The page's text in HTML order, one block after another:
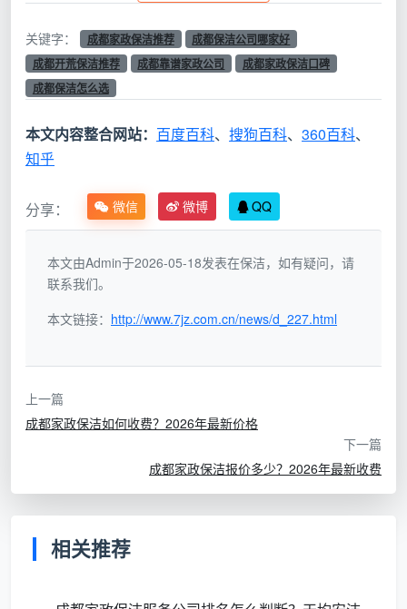
本都已约满”。与此同时，专业收纳师、空间规划师预约
火爆，市场呈现出明显的“需求旺、人力紧”特征。
成都巧手匠家政负责人杨雪梅表示，行业预计2026
年成都家政收纳市场规模将增长30%至40%，长远看，
随着年轻一代成为消费主力，对高品质生活的追求将推
动收纳整理需求从“节日峰值”向“日常高频”演变。
不能再只看谁擦得快、谁单价低
，更要看这个公司有没
需求，以及是否有完善的售后保障体系。而这，恰恰是
成都天均安洁保洁
值得被重新审视的原因。
二、成都天均安洁保洁：多品类综合服务
在成都家政市场的本土品牌中，
日常保洁
的公司是在做“单品生意”，那么天均安洁更像是一个“清
见。
关键字： 成都家政保洁推荐
成都保洁公司哪家好
成都开荒保洁推荐
成都靠谱家政公司
成都家政保洁口碑
成都保洁怎么选
本文内容整合网站： 百度百科、 搜狗百科、 360百科、
知乎
分享： 微信 微博 QQ
本文由Admin于2026-05-18发表在保洁，如有疑问，请
联系我们。
本文链接： http://www.7jz.com.cn/news/d_227.html
上一篇
成都家政保洁如何收费？2026年最新价格
下一篇
成都家政保洁报价多少？2026年最新收费
相关推荐